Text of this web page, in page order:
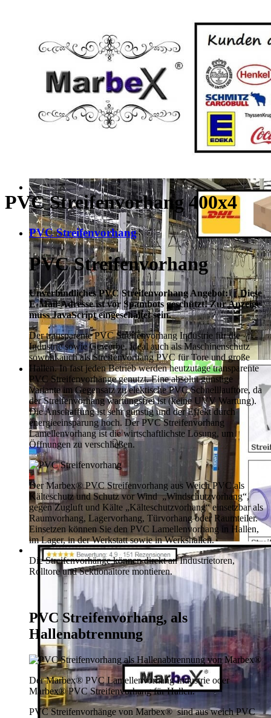
PVC Streifenvorhang 400x4
PVC Streifenvorhang
PVC Streifenvorhang
Unverbindliches PVC Streifenvorhang Angebot:
Diese
E-Mail-Adresse ist vor Spambots geschützt! Zur Anzeige
muss JavaScript eingeschaltet sein.
Der transparente PVC Streifenvorhang Industrie für die
Industrie sowie Gewerbe. Ideal auch als Maschinenschutz
sowohl auch als Streifenvorhang PVC für Tore und große
Hallen. In fast jeden Betrieb werden heutzutage transparente
PVC Streifenvorhänge genutzt. Eine absolut günstige
Variante im Gegensatz zu elektische PVC Schnelllauftore, da
der Streifenvorhang wartungsfrei ist (keine UVV Wartung).
Die Anschaffung ist sehr günstig und der Effekt durch
energieeinsparung hoch. Der PVC Streifenvorhang
Lamellenvorhang ist die wirtschaftlichste Lösung, um
Öffnungen zu verschließen.
Der Marbex® PVC Streifenvorhang aus Weich PVC als
Kälteschutz und Schutz vor Wind „Windschutzvorhang“,
gegen Zugluft und Kälte „Kälteschutzvorhang“ einsetzbar als
Raumvorhang, Lagervorhang, Türvorhang oder Raumteiler.
Einsetzen können Sie den PVC Lamellenvorhang in Hallen,
im Lager, in der Werkstatt sowie in Werkshallen.
Die Streifenvorhänge können direkt an Industrietoren,
Rolltore und Sektionaltore montieren.
PVC Streifenvorhang, als
Hallenabtrennung
Der Marbex® PVC Lamellenvorhang Industrie oder
Marbex® PVC Streifenvorhang für Hallen.
PVC Streifenvorhänge von Marbex® sind aus weich PVC